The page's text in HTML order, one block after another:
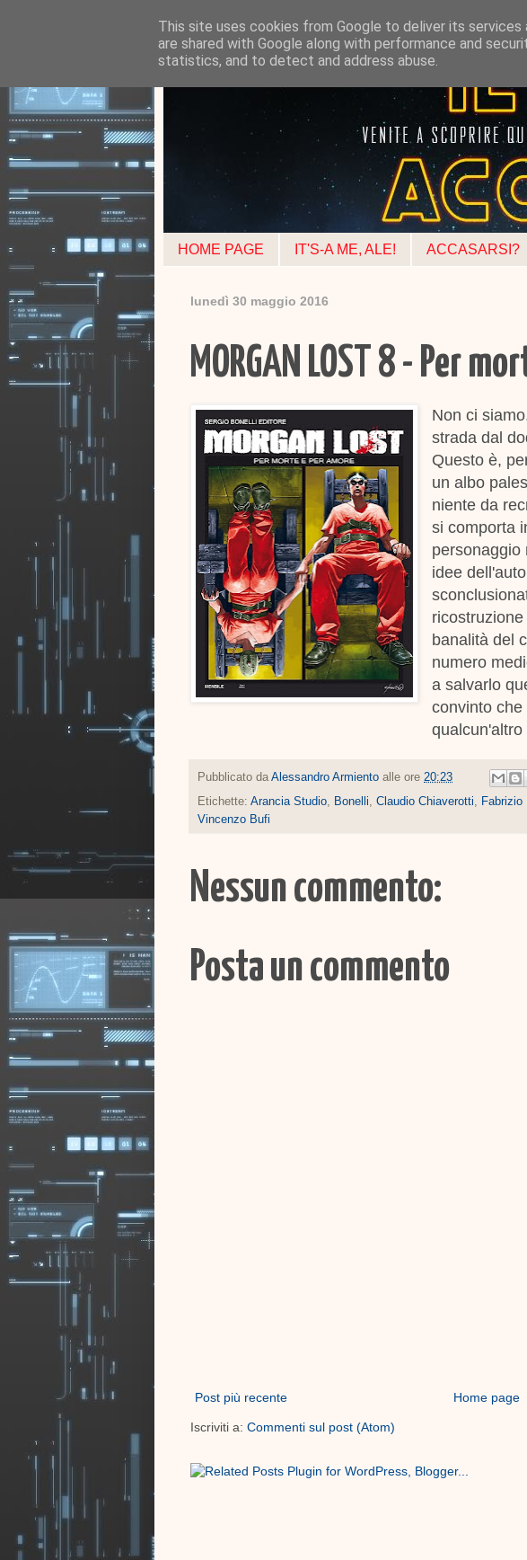
HOME PAGE IT'S-A ME, ALE! ACCASARSI?
lunedì 30 maggio 2016
MORGAN LOST 8 - Per
Non ci
strada dal
Questo è,
un albo
niente da
si comporta
personaggio
idee
banalità del
numero
a salvarlo
convinto
Pubblicato da Alessandro Armiento alle ore 20:23
Etichette: Arancia Studio, Bonelli, Claudio Chiaverotti, Fabrizio
Vincenzo Bufi
Nessun commento:
Posta un commento
Post più recente Home page
Iscriviti a: Commenti sul post (Atom)
This site uses cookies from Google to deliver its
are shared with Google along with performance and
statistics, and to detect and address abuse.